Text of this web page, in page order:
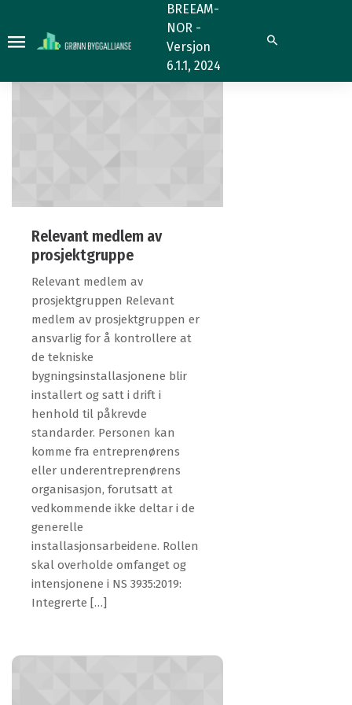
BREEAM-
NOR -
Versjon
6.1.1, 2024
Søk
Relevant medlem av
prosjektgruppe
Relevant medlem av
prosjektgruppen Relevant
medlem av prosjektgruppen er
ansvarlig for å kontrollere at
de tekniske
bygningsinstallasjonene blir
installert og satt i drift i
henhold til påkrevde
standarder. Personen kan
komme fra entreprenørens
eller underentreprenørens
organisasjon, forutsatt at
vedkommende ikke deltar i de
generelle
installasjonsarbeidene. Rollen
skal overholde omfanget og
intensjonene i NS 3935:2019:
Integrerte […]